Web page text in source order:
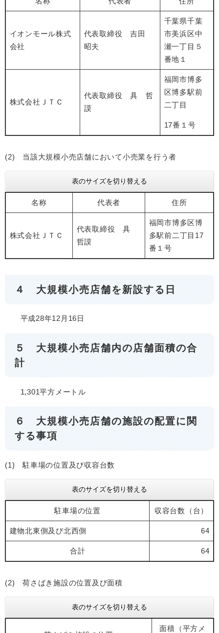
イオンモール株式
会社
代表取締役 吉田
昭夫
千葉県千葉
市美浜区中
瀬一丁目５
番地１
株式会社ＪＴＣ
代表取締役 具 哲
謨
福岡市博多
区博多駅前
二丁目
17番１号
(2) 当該大規模小売店舗において小売業を行う者
表のサイズを切り替える
名称 代表者 住所
株式会社ＪＴＣ
代表取締役 具
哲謨
福岡市博多区博
多駅前二丁目17
番１号
４ 大規模小売店舗を新設する日
平成28年12月16日
５ 大規模小売店舗内の店舗面積の合
計
1,301平方メートル
６ 大規模小売店舗の施設の配置に関
する事項
(1) 駐車場の位置及び収容台数
表のサイズを切り替える
駐車場の位置 収容台数（台）
建物北東側及び北西側 64
合計 64
(2) 荷さばき施設の位置及び面積
表のサイズを切り替える
面積（平方メ